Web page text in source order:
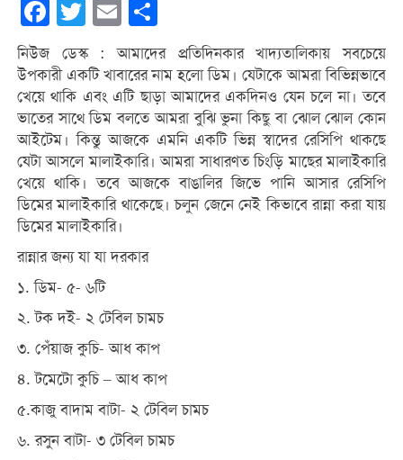
Facebook
Twitter Email
নিউজ ডেস্ক : আমাদের প্রতিদিনকার খাদ্যতালিকায় সবচেয়ে
উপকারী একটি খাবারের নাম হলো ডিম। যেটাকে আমরা বিভিন্নভাবে
খেয়ে থাকি এবং এটি ছাড়া আমাদের একদিনও যেন চলে না। তবে
ভাতের সাথে ডিম বলতে আমরা বুঝি ভুনা কিছু বা ঝোল ঝোল কোন
আইটেম। কিন্তু আজকে এমনি একটি ভিন্ন স্বাদের রেসিপি থাকছে
যেটা আসলে মালাইকারি। আমরা সাধারণত চিংড়ি মাছের মালাইকারি
খেয়ে থাকি। তবে আজকে বাঙালির জিভে পানি আসার রেসিপি
ডিমের মালাইকারি থাকেছে। চলুন জেনে নেই কিভাবে রান্না করা যায়
ডিমের মালাইকারি।
রান্নার জন্য যা যা দরকার
১. ডিম- ৫- ৬টি
২. টক দই- ২ টেবিল চামচ
৩. পেঁয়াজ কুচি- আধ কাপ
৪. টমেটো কুচি – আধ কাপ
৫.কাজু বাদাম বাটা- ২ টেবিল চামচ
৬. রসুন বাটা- ৩ টেবিল চামচ